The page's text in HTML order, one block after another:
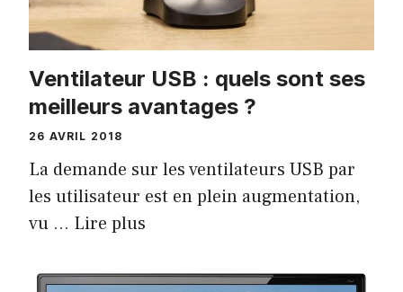
Ventilateur USB : quels sont ses
meilleurs avantages ?
26 AVRIL 2018
La demande sur les ventilateurs USB par
les utilisateur est en plein augmentation,
vu … Lire plus